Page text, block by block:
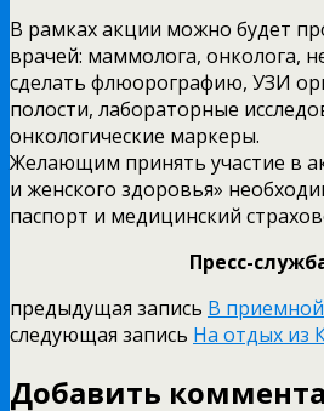
В рамках акции можно будет
врачей: маммолога, онколога,
сделать флюорографию, УЗИ
полости, лабораторные
онкологические маркеры.
Желающим принять участие в
и женского здоровья»
паспорт и медицинский
Пресс-
предыдущая запись В
следующая запись На отдых из
Добавить